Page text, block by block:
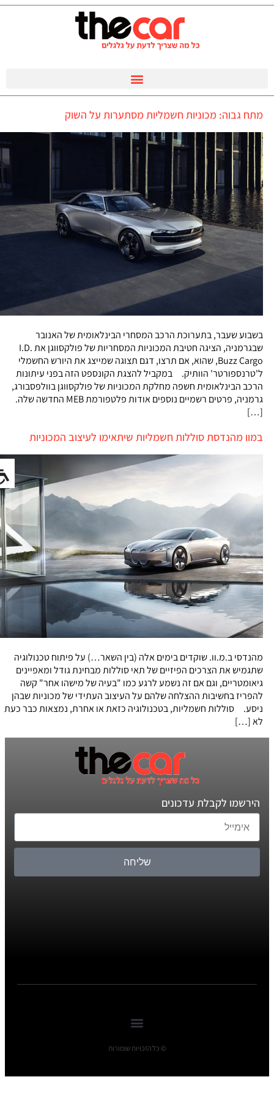
מתח גבוה: מכוניות חשמליות מסתערות על השוק
בשבוע שעבר, בתערוכת הרכב המסחרי הבינלאומית של האנובר
שבגרמניה, הציגה חטיבת המכוניות המסחריות של פולקסווגן את I.D.
Buzz Cargo, שהוא, אם תרצו, דגם תצוגה שמייצג את היורש החשמלי
ל'טרנספורטר' הוותיק. במקביל להצגת הקונספט הזה בפני עיתונות
הרכב הבינלאומית חשפה מחלקת המכוניות של פולקסווגן בוולפסבורג,
גרמניה, פרטים רשמיים נוספים אודות פלטפורמת MEB החדשה שלה.
[…]
במוו מהנדסת סוללות חשמליות שיתאימו לעיצוב המכוניות
מהנדסי ב.מ.וו. שוקדים בימים אלה (בין השאר…) על פיתוח טכנולוגיה
שתגמיש את הצרכים הפיזיים של תאי סוללות מבחינת גודל ומאפיינים
גיאומטריים, וגם אם זה נשמע לרגע כמו "בעיה של מישהו אחר" קשה
להפריז בחשיבות ההצלחה שלהם על העיצוב העתידי של מכוניות שבהן
ניסע. סוללות חשמליות, בטכנולוגיה כזאת או אחרת, נמצאות כבר כעת
לא […]
הירשמו לקבלת עדכונים
שליחה
© כל הזכויות שומורות